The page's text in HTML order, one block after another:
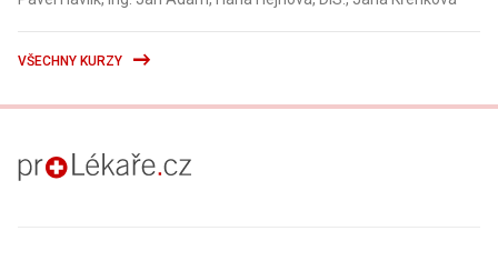
VŠECHNY KURZY
proLékaře.cz